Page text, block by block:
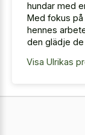
hundar med
Med fokus på
hennes
den glädje
Visa Ulrikas